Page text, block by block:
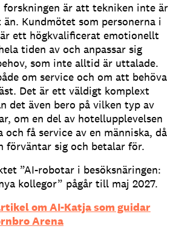
forskningen är att tekniken inte är
Kundmötet som personerna i
ett högkvalificerat emotionellt
tiden av och anpassar sig
som inte alltid är uttalade.
om service och om att behöva
Det är ett väldigt komplext
det även bero på vilken typ av
om en del av hotellupplevelsen
få service av en människa, då
förväntar sig och betalar för.
”AI-robotar i besöksnäringen:
kollegor” pågår till maj 2027.
om AI-Katja som guidar
Arena